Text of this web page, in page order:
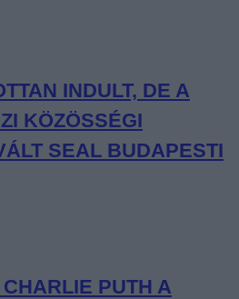
INDULT, DE A
KÖZÖSSÉGI
SEAL BUDAPESTI
PUTH A